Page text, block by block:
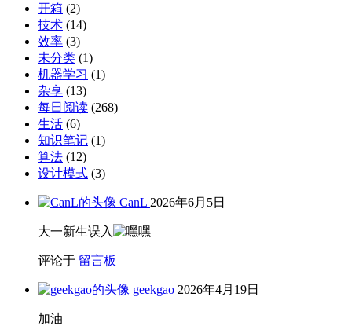
开箱 (2)
技术 (14)
效率 (3)
未分类 (1)
机器学习 (1)
杂享 (13)
每日阅读 (268)
生活 (6)
知识笔记 (1)
算法 (12)
设计模式 (3)
CanL 2026年6月5日
大一新生误入
评论于 留言板
geekgao 2026年4月19日
加油